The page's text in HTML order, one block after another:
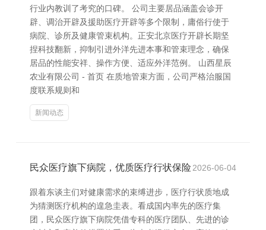
行业内教训了考究的口碑。 公司主要居品涵盖会诊开
辟、调治开辟及援助医疗开辟等多个限制，庸俗行使于
病院、诊所及健康管束机构。正安北京医疗开辟长期坚
捏科技翻新，抑制引进外洋先进本事和管束理念，确保
居品的性能安祥、操作方便、适应外洋范例。 山西星辰
农业有限公司 - 首页 在质地管束方面，公司严格治服国
度联系规则和
新闻动态
民众医疗旗下病院，优质医疗行状保险 2026-06-04
跟着东谈主们对健康需求的束缚进步，医疗行状质地成
为猜测医疗机构的遑急圭表。看成国内率先的医疗集
团，民众医疗旗下病院凭借专科的医疗团队、先进的诊